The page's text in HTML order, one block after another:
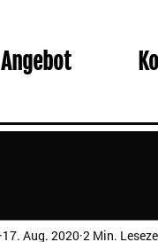
Angebot
17. Aug. 2020 2 Min.